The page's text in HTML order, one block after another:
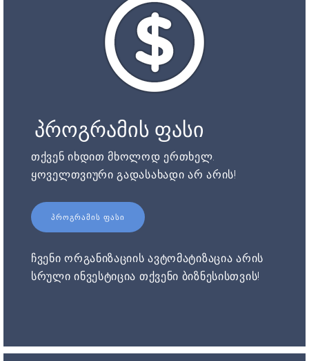
პროგრამის ფასი
თქვენ იხდით მხოლოდ ერთხელ.
ყოველთვიური გადასახადი არ არის!
ᲞᲠᲝᲒᲠᲐᲛᲘᲡ ᲤᲐᲡᲘ
ჩვენი ორგანიზაციის ავტომატიზაცია არის
სრული ინვესტიცია თქვენი ბიზნესისთვის!